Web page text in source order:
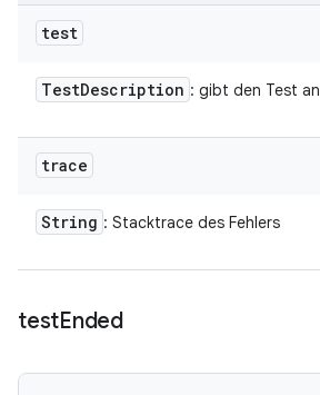
test
TestDescription : gibt den Test an
trace
String : Stacktrace des Fehlers
testEnded